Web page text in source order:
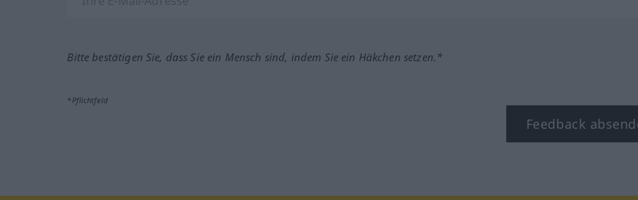
Bitte bestätigen Sie, dass Sie ein Mensch sind, indem Sie ein Häkchen setzen.*
*Pflichtfeld
Feedback